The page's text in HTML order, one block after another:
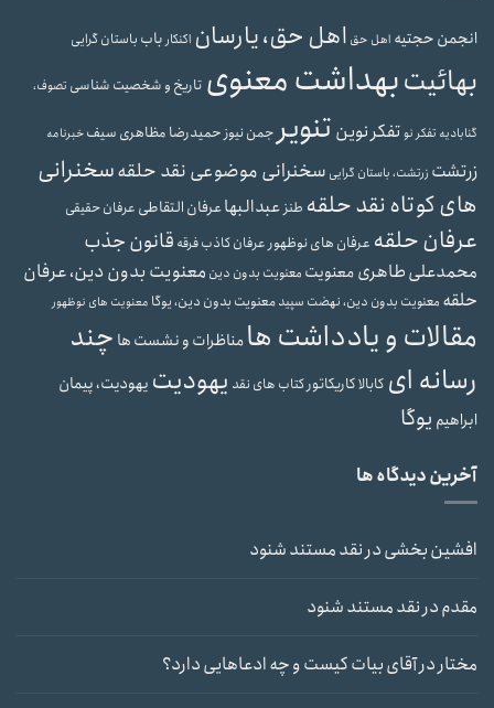
انجمن حجتیه اهل حق اهل حق، یارسان اکنکارباب باستان گرایی
بهائیتبهداشت معنوی تاریخ و شخصیت شناسی تصوف،
گنابادیه تفکر نوتفکر نوین تنویر جمن نیوز حمیدرضا مظاهری سیفخبرنامه
زرتشت زرتشت، باستان گرایی سخنرانی موضوعی نقد حلقهسخنرانی
های کوتاه نقد حلقه طنز عبدالبهاعرفان التقاطی عرفان حقیقی
عرفان حلقه عرفان های نوظهور عرفان کاذبفرقه قانون جذب
محمدعلی طاهریمعنویت معنویت بدون دین معنویت بدون دین، عرفان
حلقه معنویت بدون دین، نهضت سپیدمعنویت بدون دین، یوگا معنویت های نوظهور
مقالات و یادداشت هامناظرات و نشست ها چند
رسانه ای کابالاکاریکاتور کتاب های نقد یهودیت یهودیت، پیمان
ابراهیم یوگا
آخرین دیدگاه ها
افشین بخشیدرنقد مستند شنود
مقدمدرنقد مستند شنود
مختاردرآقای بیات کیست و چه ادعاهایی دارد؟